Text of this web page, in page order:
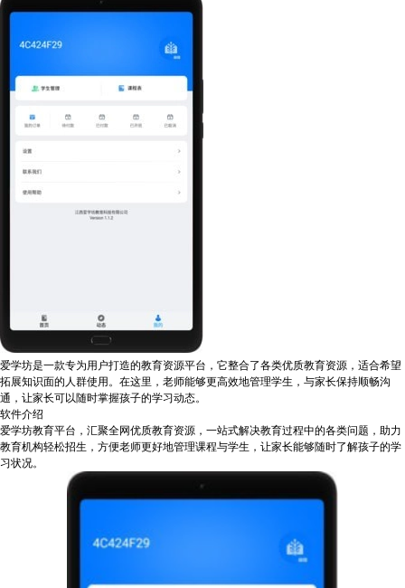
爱学坊是一款专为用户打造的教育资源平台，它整合了各类优质教育资源，适合希望
拓展知识面的人群使用。在这里，老师能够更高效地管理学生，与家长保持顺畅沟
通，让家长可以随时掌握孩子的学习动态。
软件介绍
爱学坊教育平台，汇聚全网优质教育资源，一站式解决教育过程中的各类问题，助力
教育机构轻松招生，方便老师更好地管理课程与学生，让家长能够随时了解孩子的学
习状况。